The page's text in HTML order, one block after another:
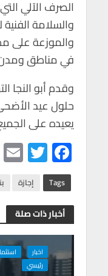
والسلامة الفنية
والموزعة على
في مناطق ومدن
وقدم أبو النجا
حلول عيد
يعيده على
F
ac
e
b
o
o
k
T
wi
tt
er
Tags إجازة
أخبار ذات صلة
اخبار
رئيسي